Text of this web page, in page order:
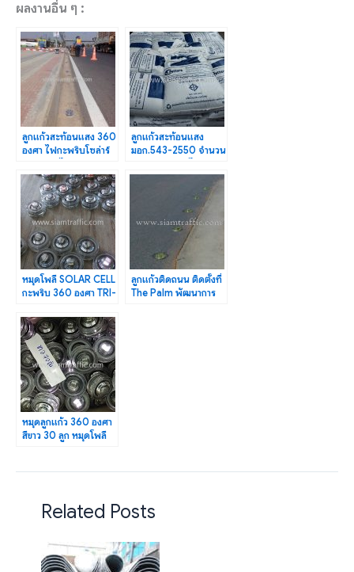
ผลงานอื่น ๆ :
ลูกแก้วสะท้อนแสง 360
องศา ไฟกะพริบโซล่าร์
ลูกแก้วสะท้อนแสง
มอก.543-2550 จำนวน
จ.ลำปาง
หมุดโพลี SOLAR CELL
กะพริบ 360 องศา TRI-
ลูกแก้วติดถนน ติดตั้งที่
The Palm พัฒนาการ
หมุดลูกแก้ว 360 องศา
สีขาว 30 ลูก หมุดโพลี
Related Posts